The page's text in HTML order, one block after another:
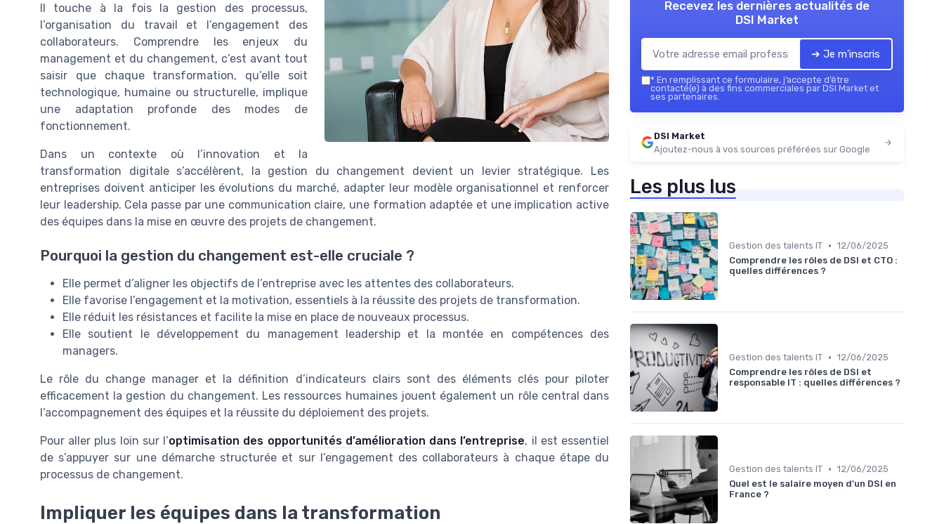
Il touche à la fois la gestion des processus,
l’organisation du travail et l’engagement des
collaborateurs. Comprendre les enjeux du
management et du changement, c’est avant tout
saisir que chaque transformation, qu’elle soit
technologique, humaine ou structurelle, implique
une adaptation profonde des modes de
fonctionnement.
Dans un contexte où l’innovation et la
transformation digitale s’accélèrent, la gestion du changement devient un levier stratégique. Les
entreprises doivent anticiper les évolutions du marché, adapter leur modèle organisationnel et renforcer
leur leadership. Cela passe par une communication claire, une formation adaptée et une implication active
des équipes dans la mise en œuvre des projets de changement.
Pourquoi la gestion du changement est-elle cruciale ?
Elle permet d’aligner les objectifs de l’entreprise avec les attentes des collaborateurs.
Elle favorise l’engagement et la motivation, essentiels à la réussite des projets de transformation.
Elle réduit les résistances et facilite la mise en place de nouveaux processus.
Elle soutient le développement du management leadership et la montée en compétences des
managers.
Le rôle du change manager et la définition d’indicateurs clairs sont des éléments clés pour piloter
efficacement la gestion du changement. Les ressources humaines jouent également un rôle central dans
l’accompagnement des équipes et la réussite du déploiement des projets.
Pour aller plus loin sur l’optimisation des opportunités d’amélioration dans l’entreprise, il est essentiel
de s’appuyer sur une démarche structurée et sur l’engagement des collaborateurs à chaque étape du
processus de changement.
Impliquer les équipes dans la transformation
Recevez les dernières actualités de
DSI Market
➔ Je m'inscris
* En remplissant ce formulaire, j’accepte d’être
contacté(e) à des fins commerciales par DSI Market et
ses partenaires.
DSI Market
Ajoutez-nous à vos sources préférées sur Google
Les plus lus
Gestion des talents IT • 12/06/2025
Comprendre les rôles de DSI et CTO :
quelles différences ?
Gestion des talents IT • 12/06/2025
Comprendre les rôles de DSI et
responsable IT : quelles différences ?
Gestion des talents IT • 12/06/2025
Quel est le salaire moyen d'un DSI en
France ?